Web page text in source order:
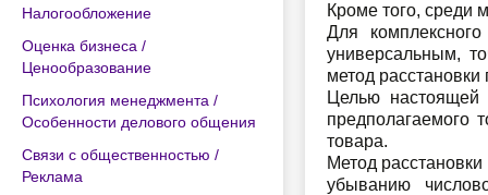
Налогообложение
Оценка бизнеса /
Ценообразование
Психология менеджмента /
Особенности делового общения
Связи с общественностью /
Реклама
Кроме того, среди
Для
универсальным,
метод расстановки
Целью настоящей
предполагаемого
товара.
Метод
убыванию